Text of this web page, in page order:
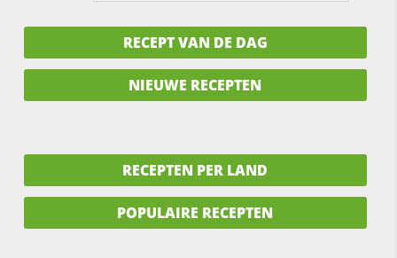
RECEPT VAN DE DAG
NIEUWE RECEPTEN
RECEPTEN PER LAND
POPULAIRE RECEPTEN